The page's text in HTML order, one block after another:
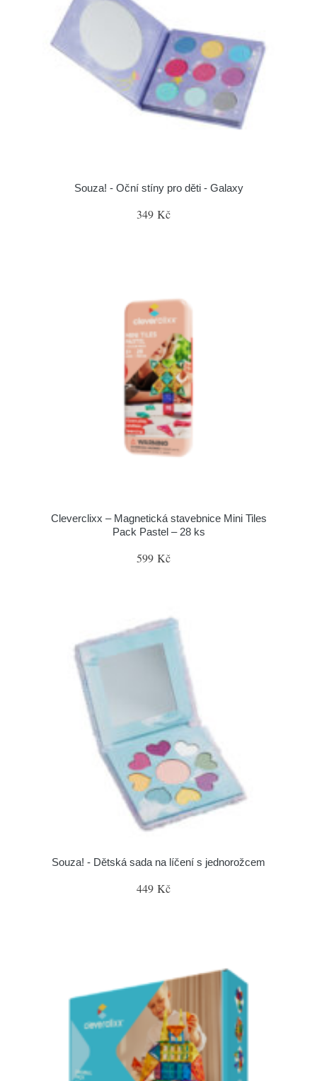
Souza! - Oční stíny pro děti - Galaxy
349 Kč
Cleverclixx – Magnetická stavebnice Mini Tiles
Pack Pastel – 28 ks
599 Kč
Souza! - Dětská sada na líčení s jednorožcem
449 Kč